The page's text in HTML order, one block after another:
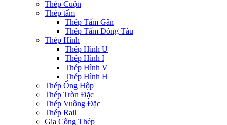
Thép Cuộn
Thép tấm
Thép Tấm Gân
Thép Tấm Đóng Tàu
Thép Hình
Thép Hình U
Thép Hình I
Thép Hình V
Thép Hình H
Thép Ống Hộp
Thép Tròn Đặc
Thép Vuông Đặc
Thép Rail
Gia Công Thép